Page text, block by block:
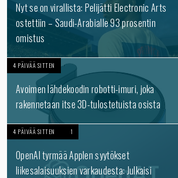
Nyt se on virallista: Pelijätti Electronic Arts
ostettiin – Saudi-Arabialle 93 prosentin
omistus
4 PÄIVÄÄ SITTEN
Avoimen lähdekoodin robotti-imuri, joka
rakennetaan itse 3D-tulostetuista osista
4 PÄIVÄÄ SITTEN 1
OpenAI tyrmää Applen syytökset
liikesalaisuuksien varkaudesta: Julkaisi